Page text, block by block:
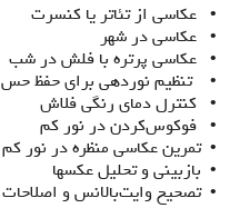
• عکاسی از تئاتر یا کنسرت
• عکاسی در شهر
• عکاسی پرتره با فلش در شب
• تنظیم نوردهی برای حفظ حس
• کنترل دمای رنگی فلاش
• فوکوس‌کردن در نور کم
• تمرین عکاسی منظره در نور کم
• بازبيني و تحليل عكس‏ها
• تصحیح وایت‌بالانس و اصلاحات